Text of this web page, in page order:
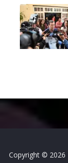
Copyright © 2026